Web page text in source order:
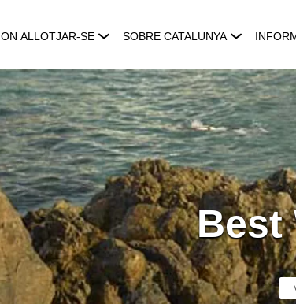
ON ALLOTJAR-SE SOBRE CATALUNYA
Best